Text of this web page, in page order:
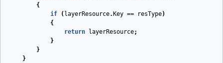
{
if
( layerResource. Key == resType)
{
return
layerResource;
}
}
}